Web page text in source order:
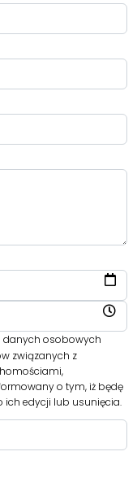
danych osobowych
związanych z
o tym, iż będę
ich edycji lub usunięcia.